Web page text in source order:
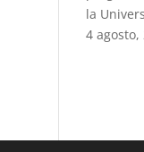
la
4 agosto,